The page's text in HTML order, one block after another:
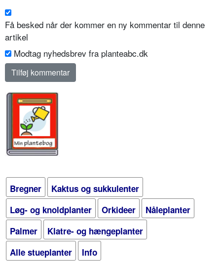
Få besked når der kommer en ny kommentar til denne
artikel
Modtag nyhedsbrev fra planteabc.dk
Bregner
Kaktus og sukkulenter
Løg- og knoldplanter
Orkideer
Nåleplanter
Palmer
Klatre- og hængeplanter
Alle stueplanter
Info